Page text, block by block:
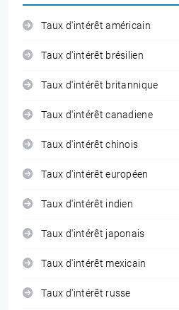
Taux d'intérêt américain
Taux d'intérêt brésilien
Taux d'intérêt britannique
Taux d'intérêt canadiene
Taux d'intérêt chinois
Taux d'intérêt européen
Taux d'intérêt indien
Taux d'intérêt japonais
Taux d'intérêt mexicain
Taux d'intérêt russe